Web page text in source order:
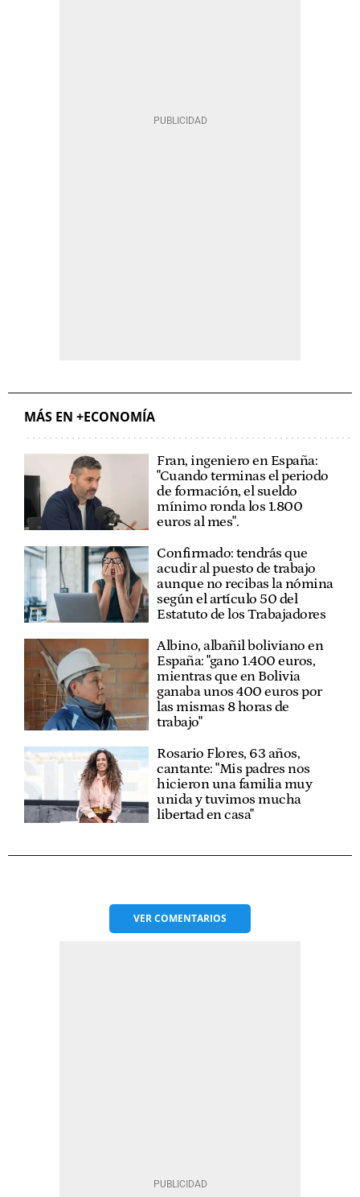
MÁS EN +ECONOMÍA
Fran, ingeniero en España:
"Cuando terminas el periodo
de formación, el sueldo
mínimo ronda los 1.800
euros al mes".
Confirmado: tendrás que
acudir al puesto de trabajo
aunque no recibas la nómina
según el artículo 50 del
Estatuto de los Trabajadores
Albino, albañil boliviano en
España: "gano 1.400 euros,
mientras que en Bolivia
ganaba unos 400 euros por
las mismas 8 horas de
trabajo"
Rosario Flores, 63 años,
cantante: "Mis padres nos
hicieron una familia muy
unida y tuvimos mucha
libertad en casa"
VERCOMENTARIOS